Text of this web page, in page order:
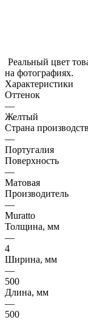
Реальный цвет
на фотографиях.
Характеристики
Оттенок
—
Желтый
Страна
—
Португалия
Поверхность
—
Матовая
Производитель
—
Muratto
Толщина, мм
—
4
Ширина, мм
—
500
Длина, мм
—
500